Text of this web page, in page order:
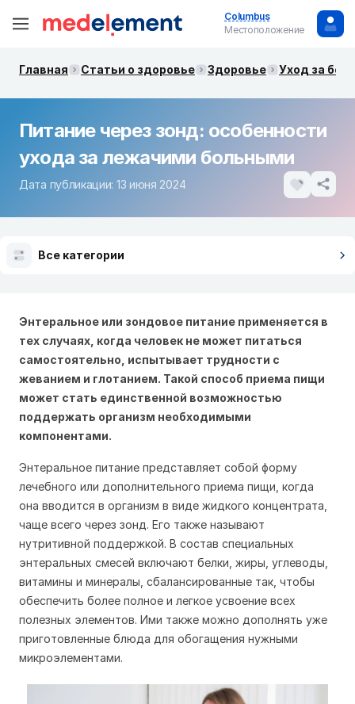
Columbus
Местоположение
Главная Статьи о здоровье Здоровье Уход за
Питание через зонд: особенности
ухода за лежачими больными
Дата публикации: 13 июня 2024
Все категории
Энтеральное или зондовое питание применяется в
тех случаях, когда человек не может питаться
самостоятельно, испытывает трудности с
жеванием и глотанием. Такой способ приема пищи
может стать единственной возможностью
поддержать организм необходимыми
компонентами.
Энтеральное питание представляет собой форму
лечебного или дополнительного приема пищи, когда
она вводится в организм в виде жидкого концентрата,
чаще всего через зонд. Его также называют
нутритивной поддержкой. В состав специальных
энтеральных смесей включают белки, жиры, углеводы,
витамины и минералы, сбалансированные так, чтобы
обеспечить более полное и легкое усвоение всех
полезных элементов. Ими также можно дополнять уже
приготовленные блюда для обогащения нужными
микроэлементами.